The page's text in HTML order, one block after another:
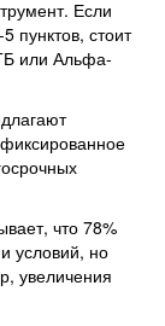
Если
пунктов, стоит
или Альфа-
что 78%
условий, но
увеличения